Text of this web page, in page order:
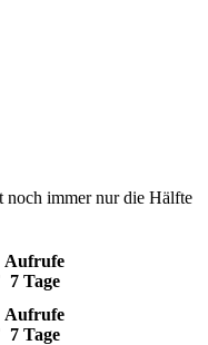
noch immer nur die Hälfte
Aufrufe
7 Tage
Aufrufe
7 Tage